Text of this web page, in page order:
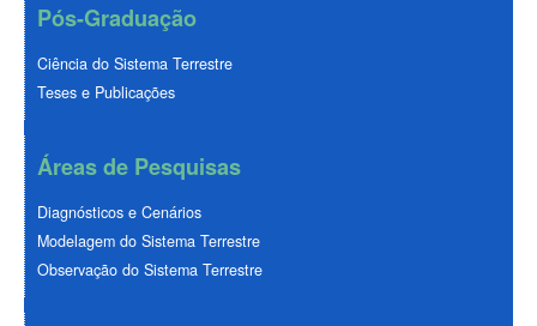
Pós-Graduação
Ciência do Sistema Terrestre
Teses e Publicações
Áreas de Pesquisas
Diagnósticos e Cenários
Modelagem do Sistema Terrestre
Observação do Sistema Terrestre